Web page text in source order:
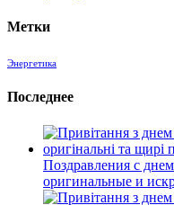
Метки
Энергетика
Последнее
Поздравления с
оригинальные и